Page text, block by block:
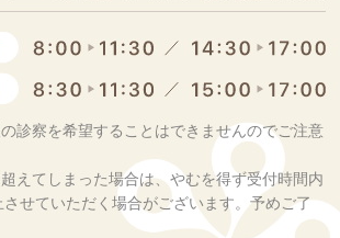
診察を希望することはできませんのでご注意
えてしまった場合は、やむを得ず受付時間内
させていただく場合がございます。予めご了